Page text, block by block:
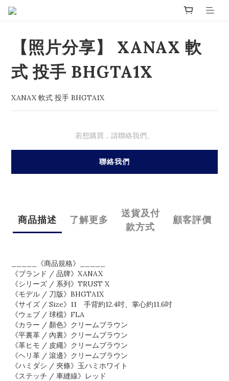
【照片分享】 XANAX 軟
式 投手 BHGTA1X
XANAX 軟式 投手 BHGTA1X
若想購買，請聯絡我們。
聯絡我們
商品描述 了解更多
送貨及付
款方式
顧客評價
_____《商品規格》_____
《ブランド / 品牌》XANAX
《シリーズ / 系列》TRUST X
《モデル / 刀版》BHGTA1X
《サイズ / Size》11 手背約12.4吋、掌心約11.6吋
《ウェブ / 球檔》FLA
《カラー / 顏色》クリームブラウン
《平裏革 / 內裏》クリームブラウン
《革ヒモ / 皮繩》クリームブラウン
《ヘリ革 / 滾邊》クリームブラウン
《ハミダシ / 夾條》玉ハミホワイト
《ステッチ / 車縫線》レッド